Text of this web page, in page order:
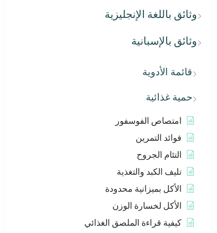
وثائق باللغة الإنجليزية
وثائق بالإسبانية
قائمة الأدوية
حمية غذائية
امتصاص الفوسفور
فوائد التمرين
التئام الجروح
تليف الكبد والتغذية
الأكل بميزانية محدودة
الأكل لخسارة الوزن
كيفية قراءة الملصق الغذائي